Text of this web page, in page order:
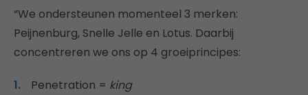
“We ondersteunen momenteel 3 merken:
Peijnenburg, Snelle Jelle en Lotus. Daarbij
concentreren we ons op 4 groeiprincipes:
Penetration = king